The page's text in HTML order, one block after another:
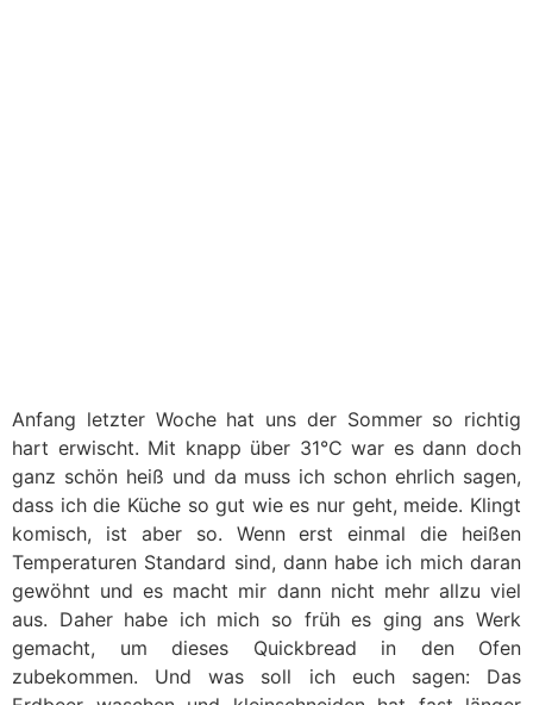
Anfang letzter Woche hat uns der Sommer so richtig
hart erwischt. Mit knapp über 31°C war es dann doch
ganz schön heiß und da muss ich schon ehrlich sagen,
dass ich die Küche so gut wie es nur geht, meide. Klingt
komisch, ist aber so. Wenn erst einmal die heißen
Temperaturen Standard sind, dann habe ich mich daran
gewöhnt und es macht mir dann nicht mehr allzu viel
aus. Daher habe ich mich so früh es ging ans Werk
gemacht, um dieses Quickbread in den Ofen
zubekommen. Und was soll ich euch sagen: Das